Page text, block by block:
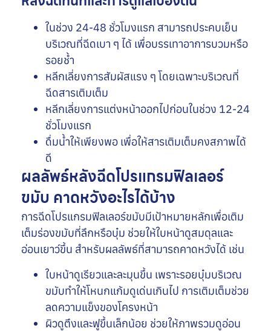
ในช่วง 24-48 ชั่วโมงแรก สามารถประคบเย็น
บริเวณที่ฉีดเบา ๆ ได้ เพื่อบรรเทาอาการบวมหรือ
รอยช้ำ
หลีกเลี่ยงการสัมผัสแรง ๆ โดยเฉพาะบริเวณที่
ฉีดสารเติมเต็ม
หลีกเลี่ยงการแต่งหน้าออกไปก่อนในช่วง 12-24
ชั่วโมงแรก
ดื่มน้ำให้เพียงพอ เพื่อให้สารเติมเต็มคงสภาพได้
ดี
ผลลัพธ์หลังฉีดโปรแกรมฟิลเลอร์
ขมับ คาดหวังอะไรได้บ้าง
การฉีดโปรแกรมฟิลเลอร์ขมับมีเป้าหมายหลักเพื่อเติม
เต็มร่องขมับที่ลึกหรือบุ๋ม ช่วยให้ใบหน้าดูสมดุลและ
อ่อนเยาว์ขึ้น สำหรับผลลัพธ์ที่สามารถคาดหวังได้ เช่น
ใบหน้าดูเรียวและละมุนขึ้น เพราะรอยบุ๋มบริเวณ
ขมับทำให้โหนกแก้มดูเด่นเกินไป การเติมเต็มช่วย
ลดความแข็งของโครงหน้า
ผิวดูตึงและฟูขึ้นเล็กน้อย ช่วยให้ภาพรวมดูอ่อน